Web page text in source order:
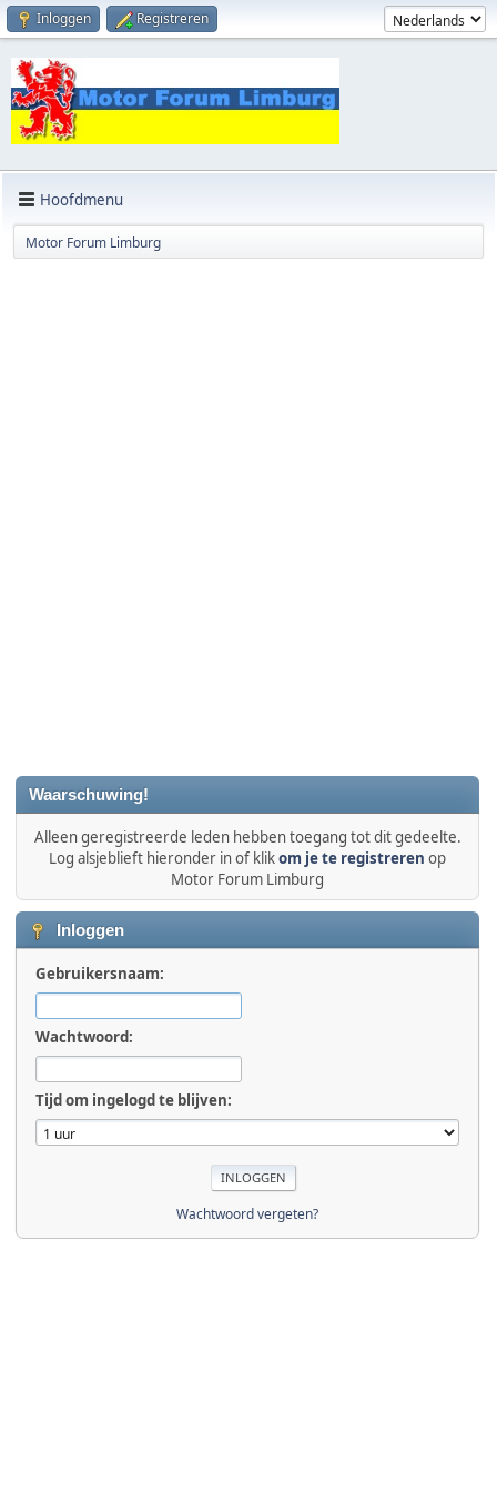
Inloggen Registreren
Hoofdmenu
Motor Forum Limburg
Waarschuwing!
Alleen geregistreerde leden hebben toegang tot dit gedeelte.
Log alsjeblieft hieronder in of klikom je te registreren op
Motor Forum Limburg
Inloggen
Gebruikersnaam:
Wachtwoord:
Tijd om ingelogd te blijven:
Wachtwoord vergeten?